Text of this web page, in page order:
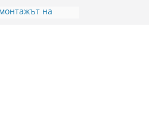
на
Огнян
с министъра на
Пулев
село
от година на
плитък
Господне